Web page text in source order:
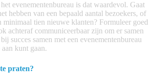
evenementenbureau is dat waardevol. Gaat
hebben van een bepaald aantal bezoekers, of
minimaal tien nieuwe klanten? Formuleer goed
achteraf communiceerbaar zijn om er samen
succes samen met een evenementenbureau
kunt gaan.
praten?